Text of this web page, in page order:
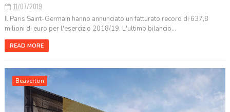
11/07/2019
Il Paris Saint-Germain hanno annunciato un fatturato record di 637,8
milioni di euro per l'esercizio 2018/19. L'ultimo bilancio...
READ MORE
Beaverton